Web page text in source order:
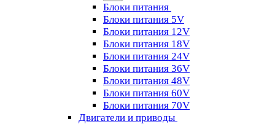
Блоки питания
Блоки питания 5V
Блоки питания 12V
Блоки питания 18V
Блоки питания 24V
Блоки питания 36V
Блоки питания 48V
Блоки питания 60V
Блоки питания 70V
Двигатели и приводы